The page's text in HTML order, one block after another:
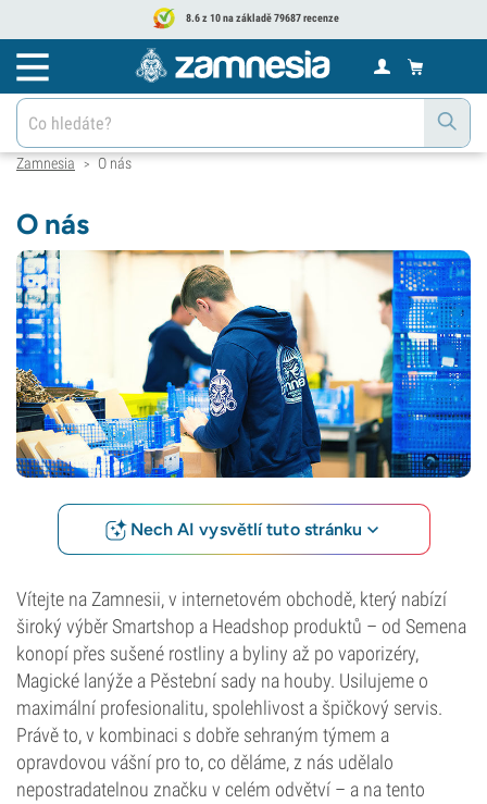
8.6 z 10 na základě 79687 recenze
Zamnesia > O nás
O nás
Nech AI vysvětlí tuto stránku
Vítejte na Zamnesii, v internetovém obchodě, který nabízí
široký výběr Smartshop a Headshop produktů – od Semena
konopí přes sušené rostliny a byliny až po vaporizéry,
Magické lanýže a Pěstební sady na houby. Usilujeme o
maximální profesionalitu, spolehlivost a špičkový servis.
Právě to, v kombinaci s dobře sehraným týmem a
opravdovou vášní pro to, co děláme, z nás udělalo
nepostradatelnou značku v celém odvětví – a na tento